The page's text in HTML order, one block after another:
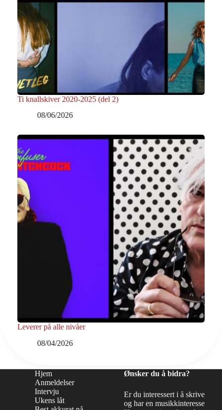
Ti knallskiver 2020-2025 (del 2)
08/06/2026
Leverer på alle nivåer
08/04/2026
Hjem
Anmeldelser
Intervju
Ukens låt
Ønsker du å bidra?
Er du interessert i å skrive
og har en musikkinteresse